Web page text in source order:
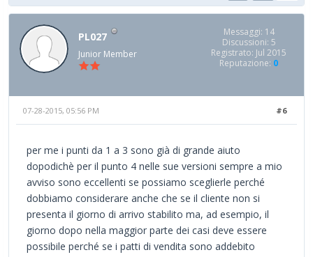
PL027
Junior Member
Messaggi: 14
Discussioni: 5
Registrato: Jul 2015
Reputazione: 0
#6
07-28-2015, 05:56 PM
per me i punti da 1 a 3 sono già di grande aiuto
dopodichè per il punto 4 nelle sue versioni sempre a mio
avviso sono eccellenti se possiamo sceglierle perché
dobbiamo considerare anche che se il cliente non si
presenta il giorno di arrivo stabilito ma, ad esempio, il
giorno dopo nella maggior parte dei casi deve essere
possibile perché se i patti di vendita sono addebito